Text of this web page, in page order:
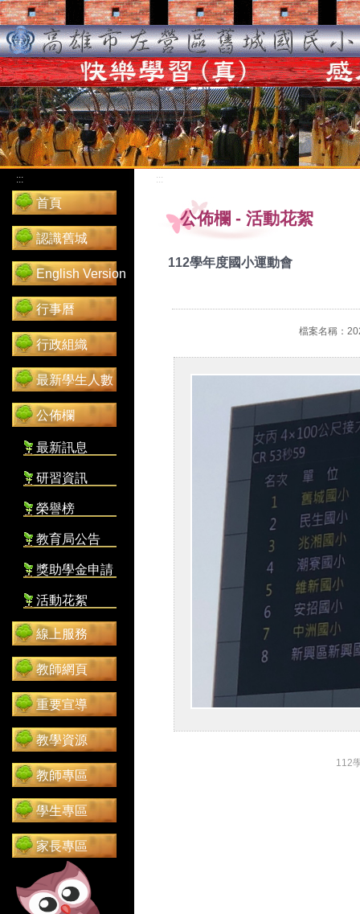
:::
首頁
認識舊城
English Version
行事曆
行政組織
最新學生人數
公佈欄
最新訊息
研習資訊
榮譽榜
教育局公告
獎助學金申請
活動花絮
線上服務
教師網頁
重要宣導
教學資源
教師專區
學生專區
家長專區
:::
公佈欄 - 活動花絮
112學年度國小運動會
檔案名稱：
112